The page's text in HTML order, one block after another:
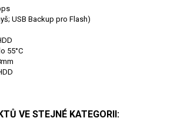
USB Backup pro Flash)
55°C
VE STEJNÉ KATEGORII: